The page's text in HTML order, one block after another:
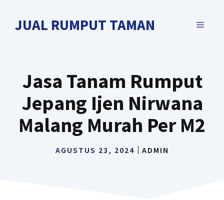
JUAL RUMPUT TAMAN MENU
Jasa Tanam Rumput
Jepang Ijen Nirwana
Malang Murah Per M2
AGUSTUS 23, 2024 ADMIN